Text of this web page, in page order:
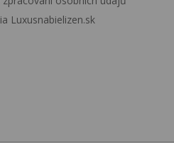
Luxusnabielizen.sk